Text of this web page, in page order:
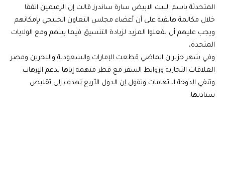
المتحدثة باسم البيت الابيض سارة ساندرز قالت إن الزعيمين اتفقا
خلال مكالمة هاتفية على أن أعضاء مجلس التعاون الخليجي بإمكانهم
ويجب عليهم أن يفعلوا المزيد لزيادة التنسيق فيما بينهم ومع الولايات
المتحدة،
وفي شهر حزيران الماضي قطعت الإمارات والسعودية والبحرين ومصر
العلاقات التجارية وروابط السفر مع قطر متهمة إياها بدعم الإرهاب
وتنفي الدوحة الاتهامات وتقول إن الدول الأربع تهدف إلى تقليص
سيادتها.